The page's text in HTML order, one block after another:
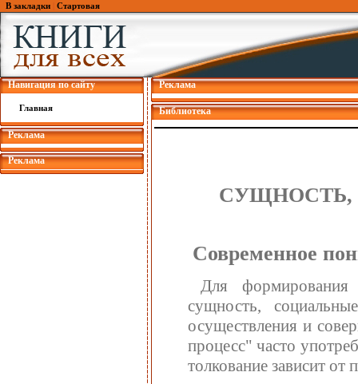
В закладки Стартовая
Навигация по сайту
Главная
Реклама
Реклама
Реклама
Библиотека
СУЩНОСТЬ,
Современное
Для формирования
сущность,
осуществления и
процесс" часто
толкование зависит